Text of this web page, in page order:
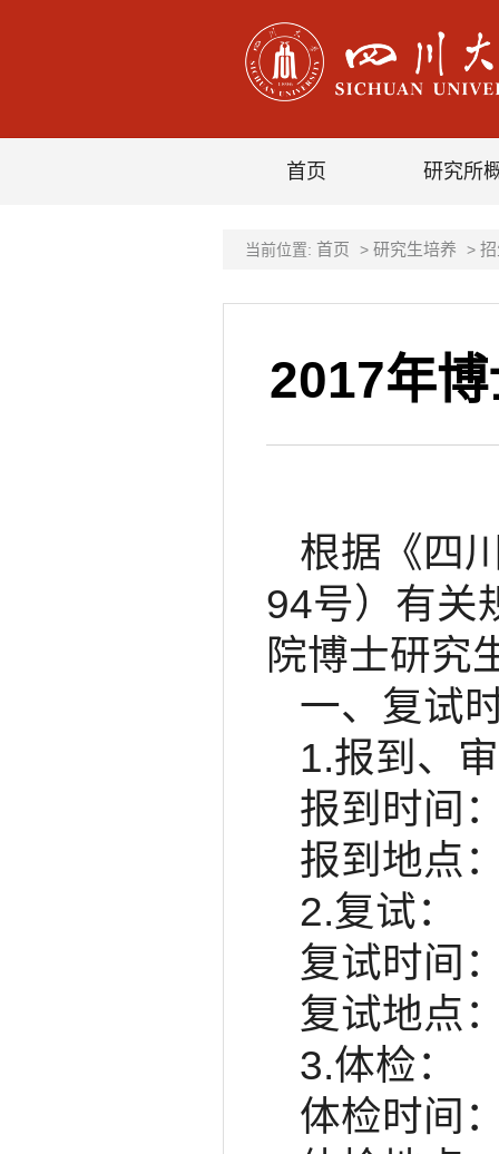
首页 研究所
当前位置: 首页 > 研究生培养 >
2017年
根据《四
94号）有关
院博士研究
一、复试
1.报到、
报到时间
报到地点
2.复试：
复试时间
复试地点
3.体检：
体检时间